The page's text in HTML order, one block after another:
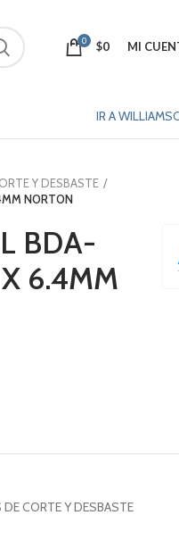
0 $0 MI
IR A
Y DESBASTE
NORTON
BDA-
6.4MM
CORTE Y DESBASTE